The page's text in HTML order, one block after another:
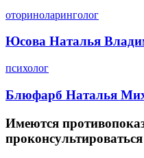
оториноларинголог
Юсова Наталья
психолог
Блюфарб Наталья
Имеются